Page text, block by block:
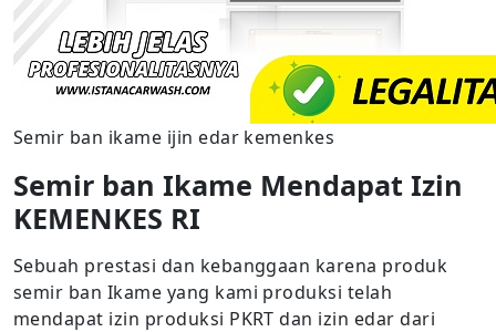
Semir ban ikame ijin edar kemenkes
Semir ban Ikame Mendapat Izin
KEMENKES RI
Sebuah prestasi dan kebanggaan karena produk
semir ban Ikame yang kami produksi telah
mendapat izin produksi PKRT dan izin edar dari